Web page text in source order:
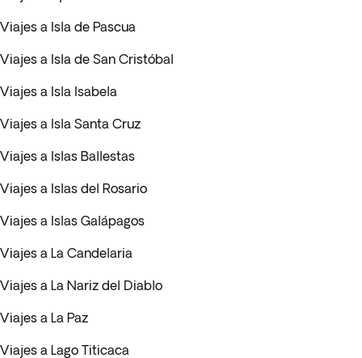
Viajes a Isla de Pascua
Viajes a Isla de San Cristóbal
Viajes a Isla Isabela
Viajes a Isla Santa Cruz
Viajes a Islas Ballestas
Viajes a Islas del Rosario
Viajes a Islas Galápagos
Viajes a La Candelaria
Viajes a La Nariz del Diablo
Viajes a La Paz
Viajes a Lago Titicaca